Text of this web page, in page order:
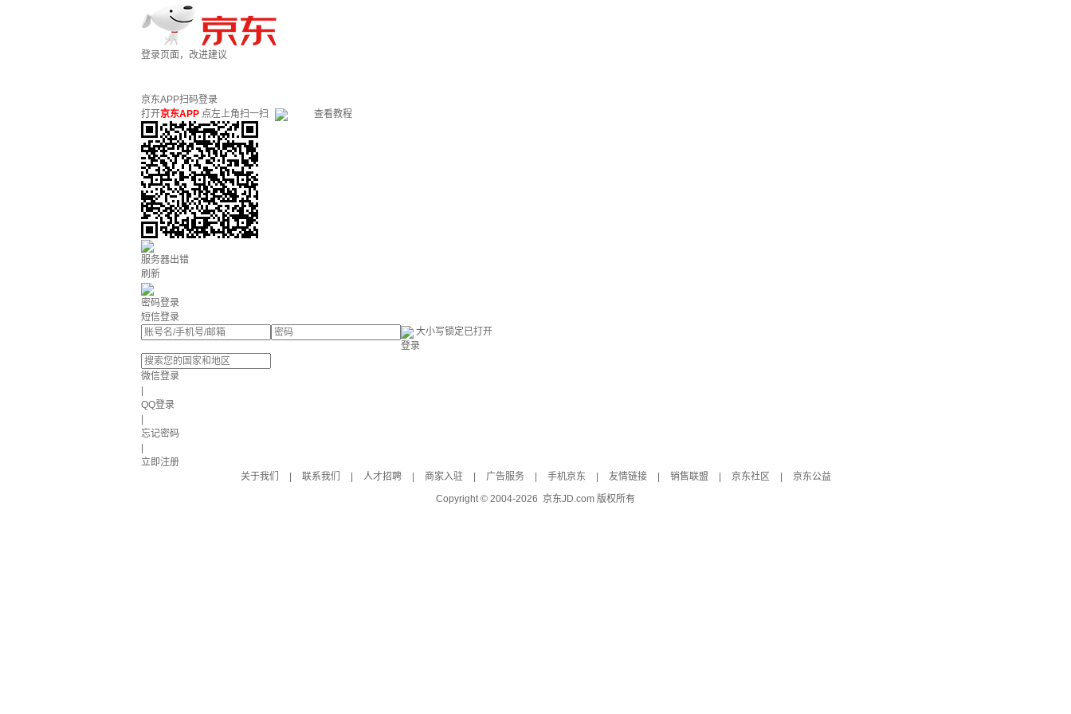
登录页面，改进建议
京东APP扫码登录
打开京东APP 点左上角扫一扫 查看教程
服务器出错
刷新
密码登录
短信登录
大小写锁定已打开
登录
微信登录
QQ登录
忘记密码
立即注册
关于我们
联系我们 人才招聘 商家入驻 广告服务 手机京东 友情链接 销售联盟 京东社区
京东公益
Copyright © 2004-2026 京东JD.com 版权所有